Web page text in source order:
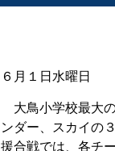
６月１日水曜日
大鳥小学校最大
ンダー、スカイの
援合戦では、各チ